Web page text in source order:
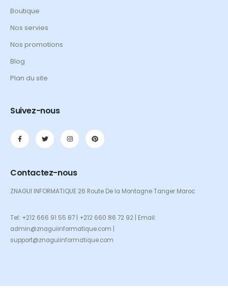
Boutique
Nos servies
Nos promotions
Blog
Plan du site
Suivez-nous
Contactez-nous
ZNAGUI INFORMATIQUE 26 Route De la Montagne Tanger Maroc
Tel: +212 666 91 55 87 | +212 660 86 72 92 | Email:
admin@znaguiinformatique.com |
support@znaguiinformatique.com